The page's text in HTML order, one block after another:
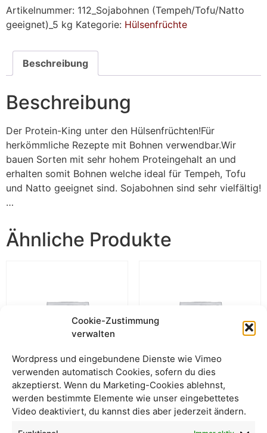
Cookie-Zustimmung
verwalten
Wordpress und eingebundene Dienste wie Vimeo
verwenden automatisch Cookies, sofern du dies
akzeptierst. Wenn du Marketing-Cookies ablehnst,
werden bestimmte Elemente wie unser eingebettetes
Video deaktiviert, du kannst dies aber jederzeit ändern.
Artikelnummer: 112_Sojabohnen (Tempeh/Tofu/Natto
geeignet)_5 kg Kategorie: Hülsenfrüchte
Beschreibung
Beschreibung
Der Protein-King unter den Hülsenfrüchten!Für
herkömmliche Rezepte mit Bohnen verwendbar.Wir
bauen Sorten mit sehr hohem Proteingehalt an und
erhalten somit Bohnen welche ideal für Tempeh, Tofu
und Natto geeignet sind. Sojabohnen sind sehr vielfältig!
…
Ähnliche Produkte
Berglinsen Schwarze Bohnen